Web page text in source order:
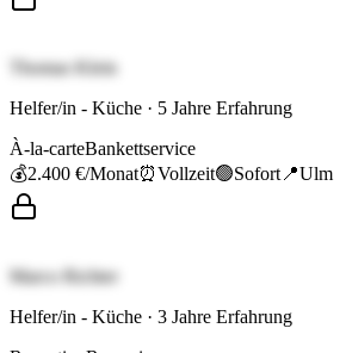
Thomas Klein
Helfer/in - Küche · 5 Jahre Erfahrung
À-la-carteBankettservice
💰2.400 €/Monat⏰Vollzeit🟢Sofort 📍Ulm
Marco Richter
Helfer/in - Küche · 3 Jahre Erfahrung